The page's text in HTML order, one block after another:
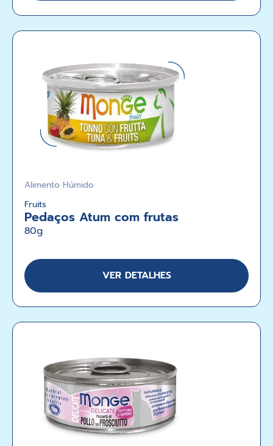
Alimento Húmido
Fruits
Pedaços Atum com frutas
80g
VER DETALHES